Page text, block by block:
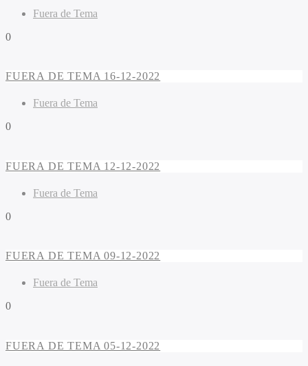
Fuera de Tema
0
FUERA DE TEMA 16-12-2022
Fuera de Tema
0
FUERA DE TEMA 12-12-2022
Fuera de Tema
0
FUERA DE TEMA 09-12-2022
Fuera de Tema
0
FUERA DE TEMA 05-12-2022